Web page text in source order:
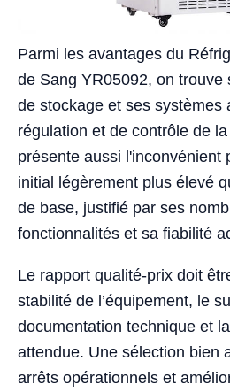
Parmi les avantages du
de Sang YR05092, on trouve
de stockage et ses systèmes
régulation et de contrôle de
présente aussi l'inconvénient
initial légèrement plus élevé
de base, justifié par ses
fonctionnalités et sa fiabilité
Le rapport qualité-prix doit
stabilité de l’équipement, le
documentation technique et
attendue. Une sélection bien
arrêts opérationnels et